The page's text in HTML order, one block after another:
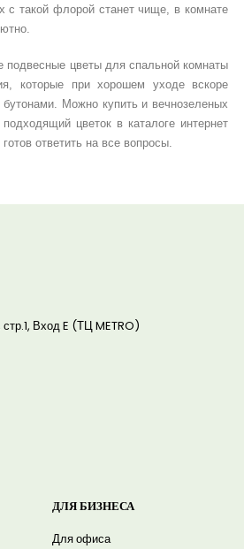
с такой флорой станет чище, в комнате
подвесные цветы для спальной комнаты
которые при хорошем уходе вскоре
Можно купить и вечнозеленых
цветок в каталоге интернет
ответить на все вопросы.
Вход E (ТЦ METRO)
ДЛЯ БИЗНЕСА
Для офиса